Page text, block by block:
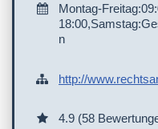
Montag-
n
http://
4.9 (58